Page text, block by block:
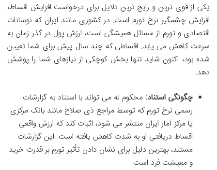
یکی از قوی ترین و رایج ترین دلایل برای درخواست افزایش اقساط،
افزایش چشمگیر نرخ تورم است. در کشوری مانند ایران که نوسانات
اقتصادی و تورم از مسائل همیشگی است، ارزش پول در گذر زمان به
سرعت کاهش می یابد. اقساطی که چند سال پیش برای شما تعیین
شده بود، اکنون شاید تنها بخش کوچکی از نیازهای شما را پوشش
دهد.
چگونگی استناد: محکوم له می تواند با استناد به گزارشات
رسمی نرخ تورم که توسط مراجع ذی صلاح مانند بانک مرکزی
یا مرکز آمار ایران منتشر می شود، اثبات کند که ارزش واقعی
اقساط دریافتی او به شدت کاهش یافته است. این گزارشات
مستند، بهترین دلیل برای نشان دادن تأثیر تورم بر قدرت خرید
و معیشت فرد است.